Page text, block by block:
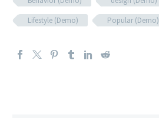
Lifestyle (Demo)
Popular (Demo)